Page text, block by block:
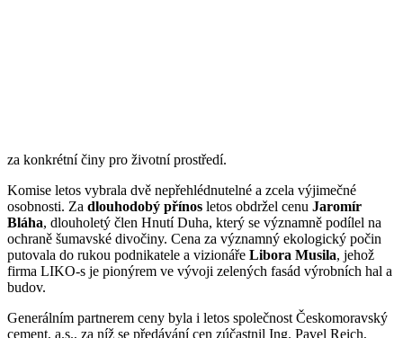
za konkrétní činy pro životní prostředí.
Komise letos vybrala dvě nepřehlédnutelné a zcela výjimečné
osobnosti. Za dlouhodobý přínos letos obdržel cenu Jaromír
Bláha, dlouholetý člen Hnutí Duha, který se významně podílel na
ochraně šumavské divočiny. Cena za významný ekologický počin
putovala do rukou podnikatele a vizionáře Libora Musila, jehož
firma LIKO-s je pionýrem ve vývoji zelených fasád výrobních hal a
budov.
Generálním partnerem ceny byla i letos společnost Českomoravský
cement, a.s., za níž se předávání cen zúčastnil Ing. Pavel Reich,